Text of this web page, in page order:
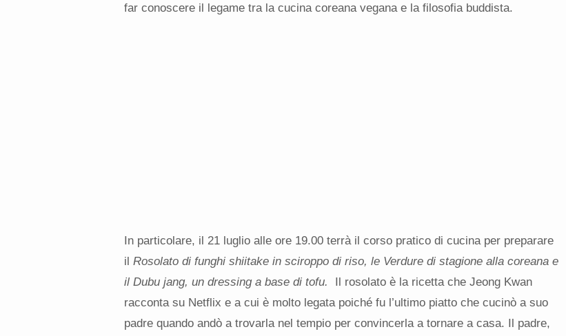
far conoscere il legame tra la cucina coreana vegana e la filosofia buddista.
In particolare, il 21 luglio alle ore 19.00 terrà il corso pratico di cucina per preparare
il Rosolato di funghi shiitake in sciroppo di riso, le Verdure di stagione alla coreana e
il Dubu jang, un dressing a base di tofu. Il rosolato è la ricetta che Jeong Kwan
racconta su Netflix e a cui è molto legata poiché fu l’ultimo piatto che cucinò a suo
padre quando andò a trovarla nel tempio per convincerla a tornare a casa. Il padre,